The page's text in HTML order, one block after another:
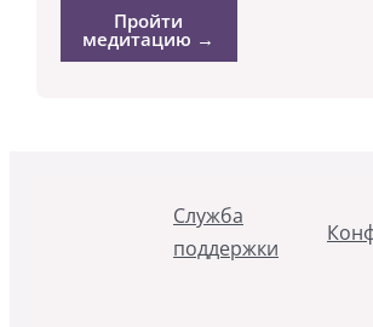
Пройти
медитацию →
Служба
поддержки